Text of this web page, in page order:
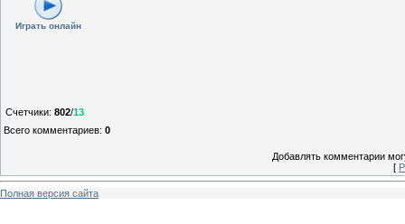
Играть онлайн
Счетчики: 802/13
Всего комментариев: 0
Добавлять комментарии
[
Полная версия сайта